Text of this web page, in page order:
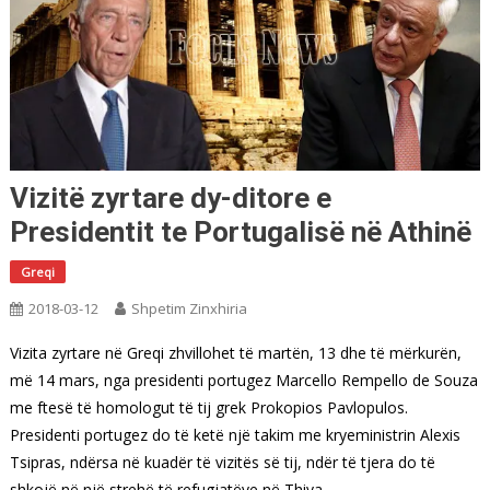
Vizitë zyrtare dy-ditore e
Presidentit te Portugalisë në Athinë
Greqi
2018-03-12 Shpetim Zinxhiria
Vizita zyrtare në Greqi zhvillohet të martën, 13 dhe të mërkurën,
më 14 mars, nga presidenti portugez Marcello Rempello de Souza
me ftesë të homologut të tij grek Prokopios Pavlopulos.
Presidenti portugez do të ketë një takim me kryeministrin Alexis
Tsipras, ndërsa në kuadër të vizitës së tij, ndër të tjera do të